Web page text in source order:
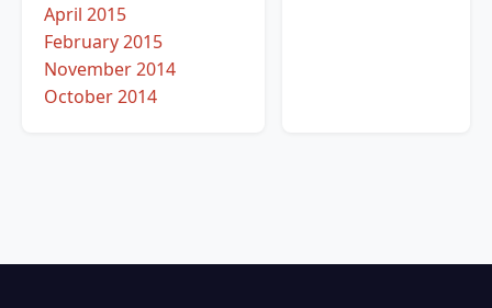
April 2015
February 2015
November 2014
October 2014